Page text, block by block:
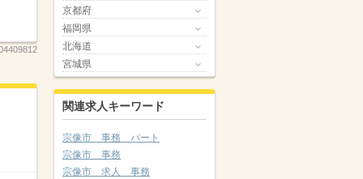
京都府
福岡県
北海道
宮城県
関連求人キーワード
宗像市 事務 パート
宗像市 事務
宗像市 求人 事務